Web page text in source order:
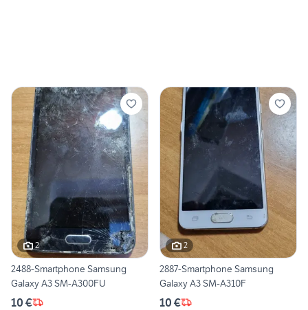
2
2488-Smartphone Samsung
Galaxy A3 SM-A300FU
10 €
2
2887-Smartphone Samsung
Galaxy A3 SM-A310F
10 €